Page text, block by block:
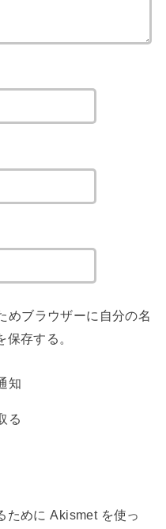
めブラウザーに自分の名
存する。
知
る
ために Akismet を使っ